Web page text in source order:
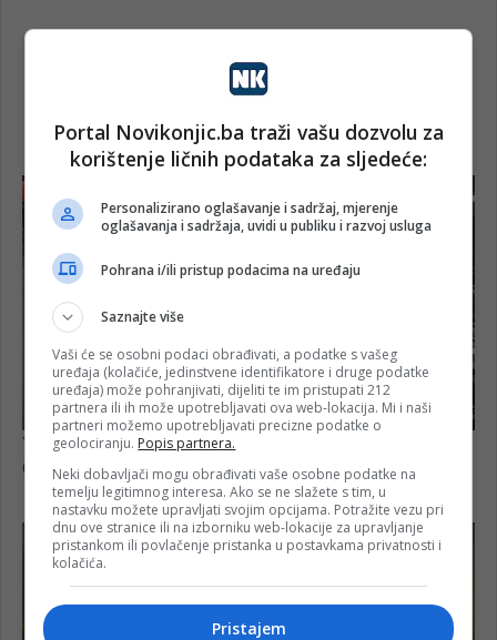
Portal Novikonjic.ba traži vašu dozvolu za
korištenje ličnih podataka za sljedeće:
Personalizirano oglašavanje i sadržaj, mjerenje
oglašavanja i sadržaja, uvidi u publiku i razvoj usluga
Pohrana i/ili pristup podacima na uređaju
Saznajte više
Vaši će se osobni podaci obrađivati, a podatke s vašeg
uređaja (kolačiće, jedinstvene identifikatore i druge podatke
uređaja) može pohranjivati, dijeliti te im pristupati 212
partnera ili ih može upotrebljavati ova web-lokacija. Mi i naši
partneri možemo upotrebljavati precizne podatke o
geolociranju. Popis partnera.
Neki dobavljači mogu obrađivati vaše osobne podatke na
temelju legitimnog interesa. Ako se ne slažete s tim, u
nastavku možete upravljati svojim opcijama. Potražite vezu pri
dnu ove stranice ili na izborniku web-lokacije za upravljanje
pristankom ili povlačenje pristanka u postavkama privatnosti i
kolačića.
Pristajem